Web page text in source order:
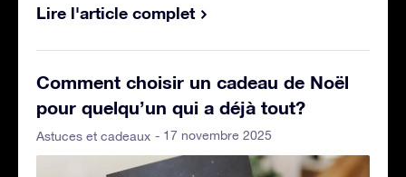
Lire l'article complet
Comment choisir un cadeau de Noël
pour quelqu’un qui a déjà tout?
Astuces et cadeaux - 17 novembre 2025